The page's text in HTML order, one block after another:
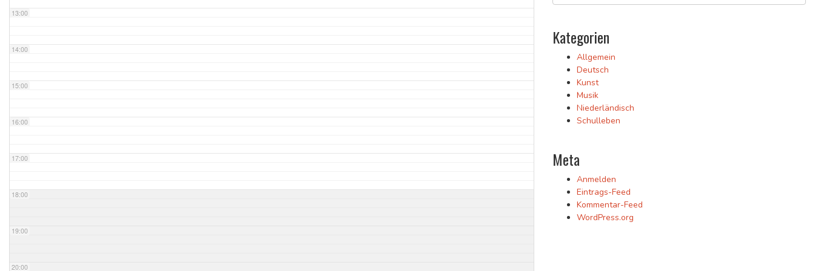
13:00
14:00
15:00
16:00
17:00
18:00
19:00
20:00
Kategorien
Allgemein
Deutsch
Kunst
Musik
Niederländisch
Schulleben
Meta
Anmelden
Eintrags-Feed
Kommentar-Feed
WordPress.org